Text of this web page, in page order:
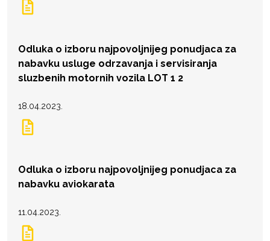
Odluka o izboru najpovoljnijeg ponudjaca za
nabavku usluge odrzavanja i servisiranja
sluzbenih motornih vozila LOT 1 2
18.04.2023.
Odluka o izboru najpovoljnijeg ponudjaca za
nabavku aviokarata
11.04.2023.